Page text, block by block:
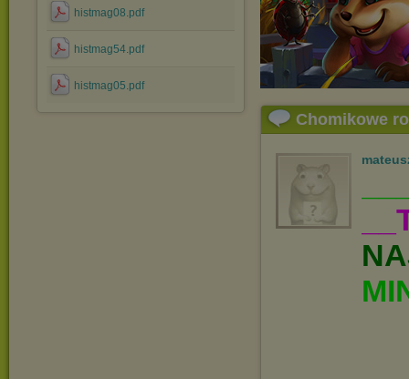
histmag08.pdf
histmag54.pdf
histmag05.pdf
Chomikowe